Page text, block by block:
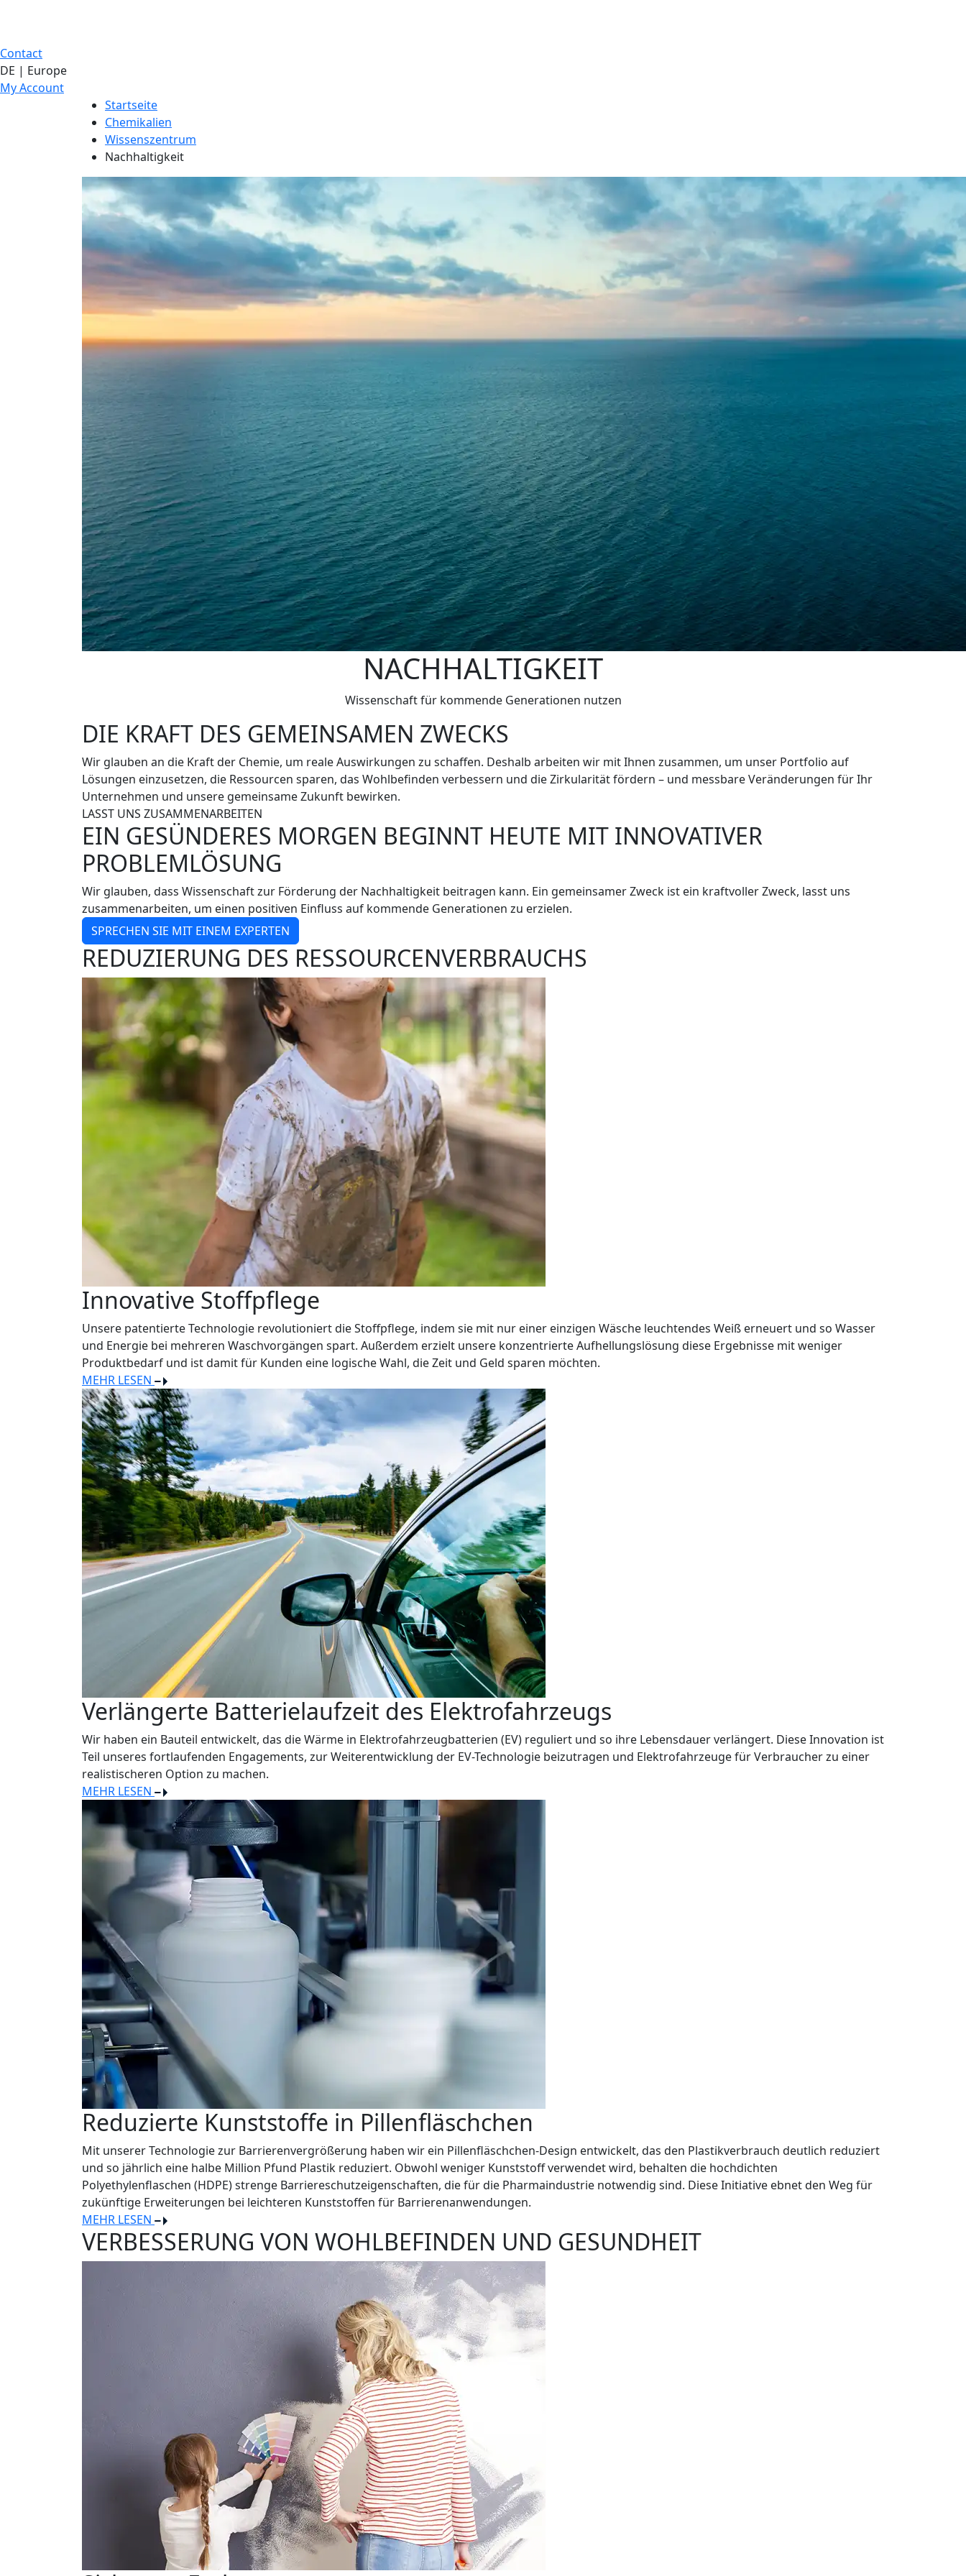
Contact
DE | Europe
My Account
Startseite
Chemikalien
Wissenszentrum
Nachhaltigkeit
NACHHALTIGKEIT
Wissenschaft für kommende Generationen nutzen
DIE KRAFT DES GEMEINSAMEN ZWECKS
Wir glauben an die Kraft der Chemie, um reale Auswirkungen zu schaffen. Deshalb arbeiten wir mit Ihnen zusammen, um unser Portfolio auf
Lösungen einzusetzen, die Ressourcen sparen, das Wohlbefinden verbessern und die Zirkularität fördern – und messbare Veränderungen für Ihr
Unternehmen und unsere gemeinsame Zukunft bewirken.
LASST UNS ZUSAMMENARBEITEN
EIN GESÜNDERES MORGEN BEGINNT HEUTE MIT INNOVATIVER
PROBLEMLÖSUNG
Wir glauben, dass Wissenschaft zur Förderung der Nachhaltigkeit beitragen kann. Ein gemeinsamer Zweck ist ein kraftvoller Zweck, lasst uns
zusammenarbeiten, um einen positiven Einfluss auf kommende Generationen zu erzielen.
SPRECHEN SIE MIT EINEM EXPERTEN
REDUZIERUNG DES RESSOURCENVERBRAUCHS
Innovative Stoffpflege
Unsere patentierte Technologie revolutioniert die Stoffpflege, indem sie mit nur einer einzigen Wäsche leuchtendes Weiß erneuert und so Wasser
und Energie bei mehreren Waschvorgängen spart. Außerdem erzielt unsere konzentrierte Aufhellungslösung diese Ergebnisse mit weniger
Produktbedarf und ist damit für Kunden eine logische Wahl, die Zeit und Geld sparen möchten.
MEHR LESEN
Verlängerte Batterielaufzeit des Elektrofahrzeugs
Wir haben ein Bauteil entwickelt, das die Wärme in Elektrofahrzeugbatterien (EV) reguliert und so ihre Lebensdauer verlängert. Diese Innovation ist
Teil unseres fortlaufenden Engagements, zur Weiterentwicklung der EV-Technologie beizutragen und Elektrofahrzeuge für Verbraucher zu einer
realistischeren Option zu machen.
MEHR LESEN
Reduzierte Kunststoffe in Pillenfläschchen
Mit unserer Technologie zur Barrierenvergrößerung haben wir ein Pillenfläschchen-Design entwickelt, das den Plastikverbrauch deutlich reduziert
und so jährlich eine halbe Million Pfund Plastik reduziert. Obwohl weniger Kunststoff verwendet wird, behalten die hochdichten
Polyethylenflaschen (HDPE) strenge Barriereschutzeigenschaften, die für die Pharmaindustrie notwendig sind. Diese Initiative ebnet den Weg für
zukünftige Erweiterungen bei leichteren Kunststoffen für Barrierenanwendungen.
MEHR LESEN
VERBESSERUNG VON WOHLBEFINDEN UND GESUNDHEIT